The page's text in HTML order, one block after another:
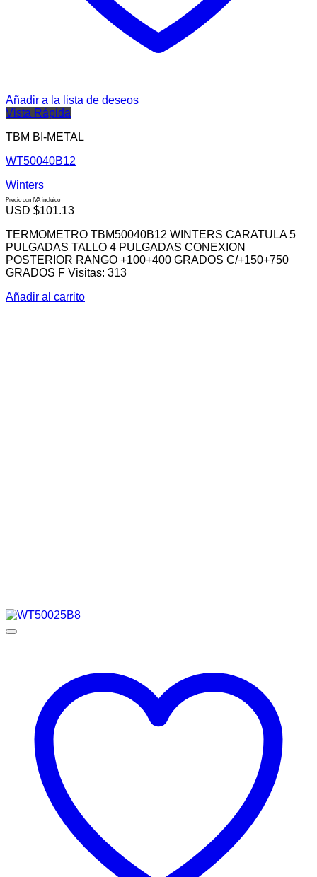
Añadir a la lista de deseos
Vista Rápida
TBM BI-METAL
WT50040B12
Winters
Precio con IVA incluido
USD $101.13
TERMOMETRO TBM50040B12 WINTERS CARATULA 5
PULGADAS TALLO 4 PULGADAS CONEXION
POSTERIOR RANGO +100+400 GRADOS C/+150+750
GRADOS F Visitas: 313
Añadir al carrito